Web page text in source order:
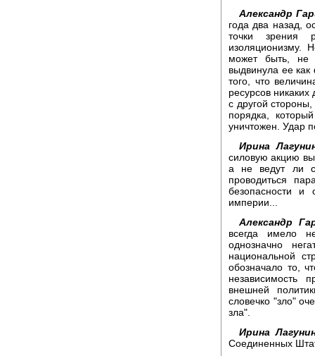
Александр
года два назад,
точки зрения
изоляционизму.
может быть, не
выдвинула ее
того, что
ресурсов
с другой
порядка,
уничтожен. Удар
Ирина
силовую акцию
а не ведут ли
проводиться
безопасности и
империи...
Александр
всегда имело
однозначно
национальной
обозначало то,
независимость
внешней
словечко "зло"
зла".
Ирина
Соединенных